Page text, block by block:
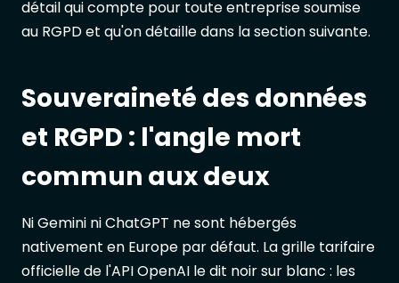
détail qui compte pour toute entreprise soumise
au RGPD et qu'on détaille dans la section suivante.
Souveraineté des données
et RGPD : l'angle mort
commun aux deux
Ni Gemini ni ChatGPT ne sont hébergés
nativement en Europe par défaut. La grille tarifaire
officielle de l'API OpenAI le dit noir sur blanc : les